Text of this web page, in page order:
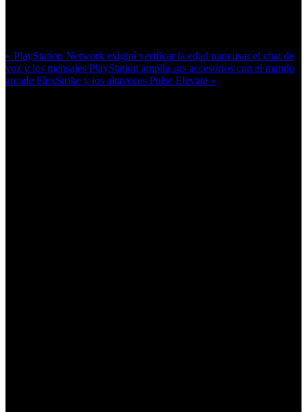
« PlayStation Network exigirá verificar la edad para usar el chat de
voz y los mensajes PlayStation amplía sus accesorios con el mando
arcade FlexStrike y los altavoces Pulse Elevate »